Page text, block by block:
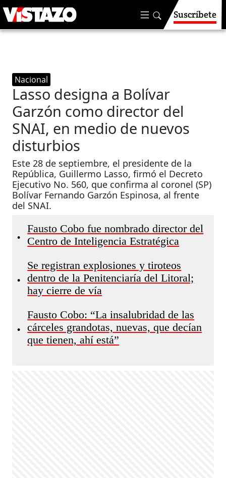
Suscríbete
Nacional
Lasso designa a Bolívar
Garzón como director del
SNAI, en medio de nuevos
disturbios
Este 28 de septiembre, el presidente de la
República, Guillermo Lasso, firmó el Decreto
Ejecutivo No. 560, que confirma al coronel (SP)
Bolívar Fernando Garzón Espinosa, al frente
del SNAI.
•
Fausto Cobo fue nombrado director del
Centro de Inteligencia Estratégica
•
Se registran explosiones y tiroteos
dentro de la Penitenciaría del Litoral;
hay cierre de vía
•
Fausto Cobo: “La insalubridad de las
cárceles grandotas, nuevas, que decían
que tienen, ahí está”